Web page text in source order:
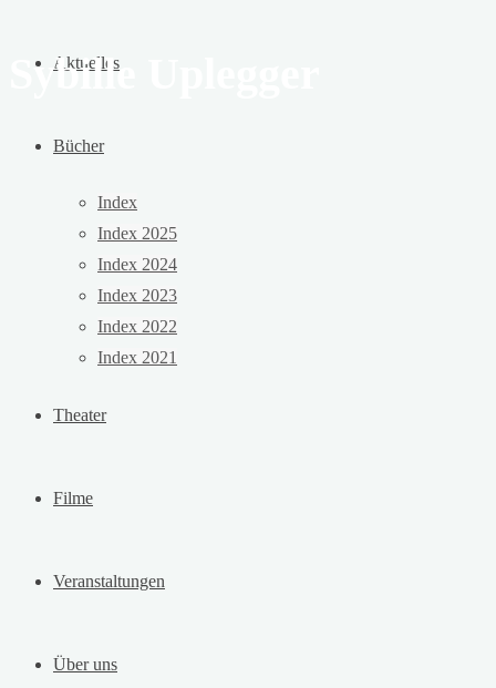
Aktuelles
Bücher
Index
Index 2025
Index 2024
Index 2023
Index 2022
Index 2021
Theater
Filme
Veranstaltungen
Über uns
Sybille Uplegger